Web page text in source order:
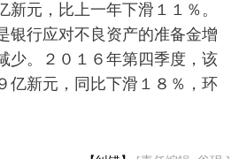
新元，比上一年下滑１１％。
银行应对不良资产的准备金增
少。２０１６年第四季度，该
亿新元，同比下滑１８％，环